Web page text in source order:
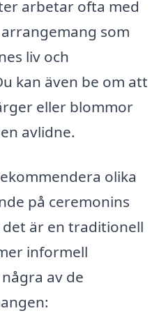
arbetar ofta med
som
liv och
kan även be om att
eller blommor
avlidne.
olika
på ceremonins
är en traditionell
informell
av de